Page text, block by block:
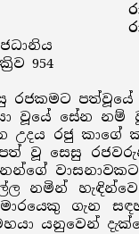
954
පත්වූයේ
වූයේ සේන
උදය රජු කාගේ
වූ සෙසු
නමින්
ගැන
යනුවෙන්